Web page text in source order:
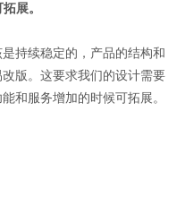
展。
持续稳定的，产品的结构和
版。这要求我们的设计需要
和服务增加的时候可拓展。